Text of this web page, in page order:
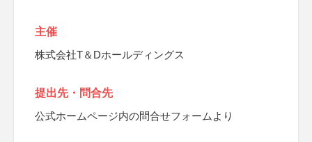
主催
株式会社T＆Dホールディングス
提出先・問合先
公式ホームページ内の問合せフォームより